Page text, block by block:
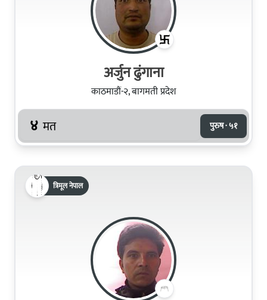
अर्जुन ढुंगाना
काठमाडौं-२, बागमती प्रदेश
४ मत पुरुष · ५१
त्रिमूल नेपाल